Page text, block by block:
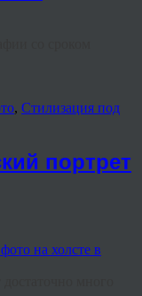
, Стилизация под
портрет